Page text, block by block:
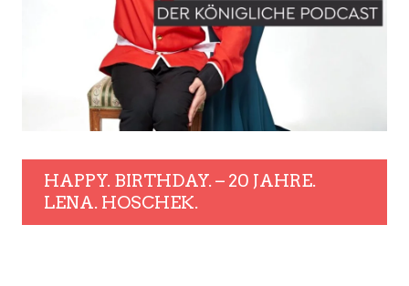
HAPPY. BIRTHDAY. – 20 JAHRE.
LENA. HOSCHEK.